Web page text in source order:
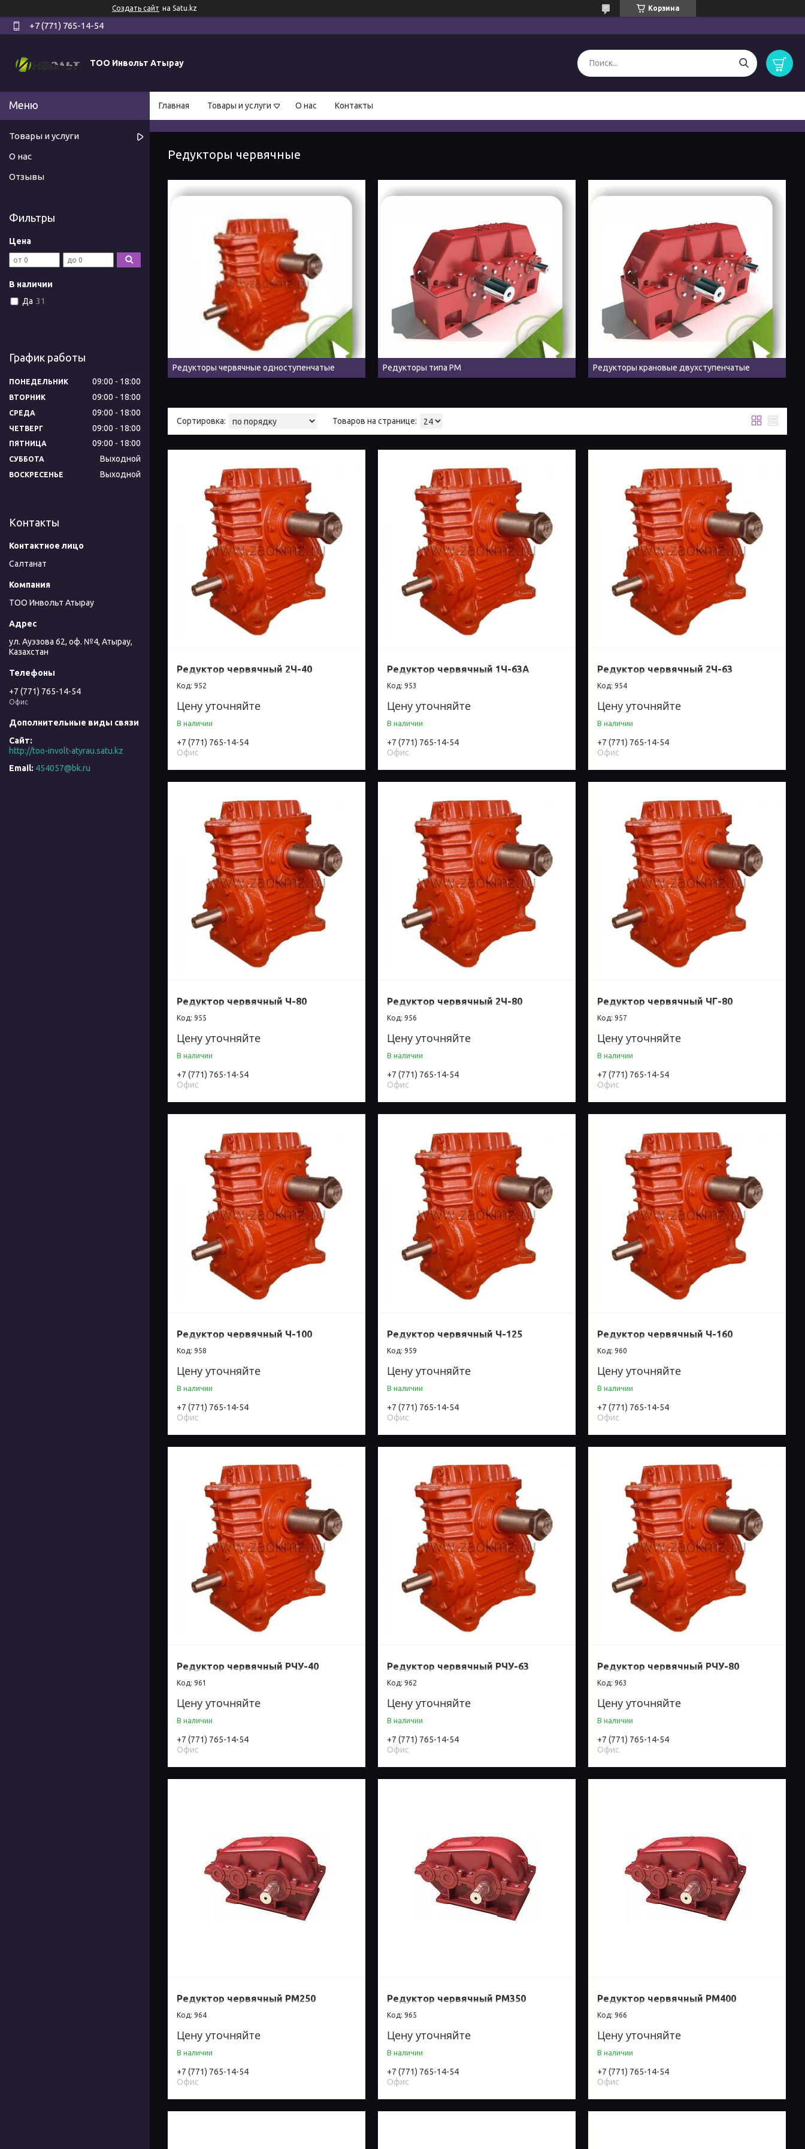
Создать сайт на Satu.kz Корзина
+7 (771) 765-14-54
ТОО Инвольт Атырау
Главная Товары и услуги О нас Контакты
Редукторы червячные
Редукторы червячные одноступенчатые Редукторы типа РМ Редукторы крановые двухступенчатые
Редуктор червячный 2Ч-40
952
Цену уточняйте
В наличии
+7 (771) 765-14-54
Офис
Редуктор червячный 1Ч-63А
953
Цену уточняйте
В наличии
+7 (771) 765-14-54
Офис
Редуктор червячный 2Ч-63
954
Цену уточняйте
В наличии
+7 (771) 765-14-54
Офис
Редуктор червячный Ч-80
955
Цену уточняйте
В наличии
+7 (771) 765-14-54
Офис
Редуктор червячный 2Ч-80
956
Цену уточняйте
В наличии
+7 (771) 765-14-54
Офис
Редуктор червячный ЧГ-80
957
Цену уточняйте
В наличии
+7 (771) 765-14-54
Офис
Редуктор червячный Ч-100
958
Цену уточняйте
В наличии
+7 (771) 765-14-54
Офис
Редуктор червячный Ч-125
959
Цену уточняйте
В наличии
+7 (771) 765-14-54
Офис
Редуктор червячный Ч-160
960
Цену уточняйте
В наличии
+7 (771) 765-14-54
Офис
Редуктор червячный РЧУ-40
961
Цену уточняйте
В наличии
+7 (771) 765-14-54
Офис
Редуктор червячный РЧУ-63
962
Цену уточняйте
В наличии
+7 (771) 765-14-54
Офис
Редуктор червячный РЧУ-80
963
Цену уточняйте
В наличии
+7 (771) 765-14-54
Офис
Редуктор червячный РМ250
964
Цену уточняйте
В наличии
+7 (771) 765-14-54
Офис
Редуктор червячный РМ350
965
Цену уточняйте
В наличии
+7 (771) 765-14-54
Офис
Редуктор червячный РМ400
966
Цену уточняйте
В наличии
+7 (771) 765-14-54
Офис
Товары и услуги
О нас
Отзывы
Фильтры
Цена
В наличии
Да 31
График работы
ПОНЕДЕЛЬНИК 09:00 18:00
ВТОРНИК 09:00 18:00
СРЕДА 09:00 18:00
ЧЕТВЕРГ 09:00 18:00
ПЯТНИЦА 09:00 18:00
СУББОТА Выходной
ВОСКРЕСЕНЬЕ Выходной
Контакты
Салтанат
ТОО Инвольт Атырау
ул. Ауэзова 62, оф. №4, Атырау,
Казахстан
+7 (771) 765-14-54
Офис
http://too-involt-atyrau.satu.kz
454057@bk.ru